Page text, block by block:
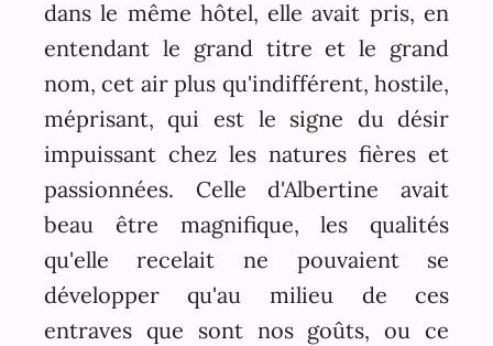
dans le même hôtel, elle avait pris, en
entendant le grand titre et le grand
nom, cet air plus qu'indifférent, hostile,
méprisant, qui est le signe du désir
impuissant chez les natures fières et
passionnées. Celle d'Albertine avait
beau être magnifique, les qualités
qu'elle recelait ne pouvaient se
développer qu'au milieu de ces
entraves que sont nos goûts, ou ce